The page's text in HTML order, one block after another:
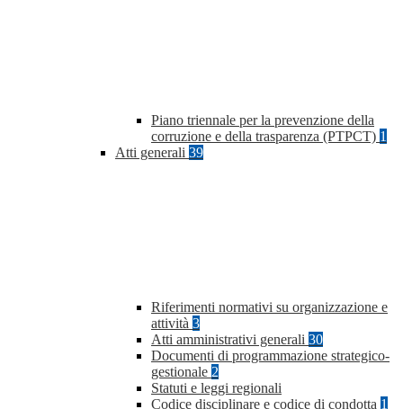
Piano triennale per la prevenzione della
corruzione e della trasparenza (PTPCT) 1
Atti generali 39
Riferimenti normativi su organizzazione e
attività 3
Atti amministrativi generali 30
Documenti di programmazione strategico-
gestionale 2
Statuti e leggi regionali
Codice disciplinare e codice di condotta 1